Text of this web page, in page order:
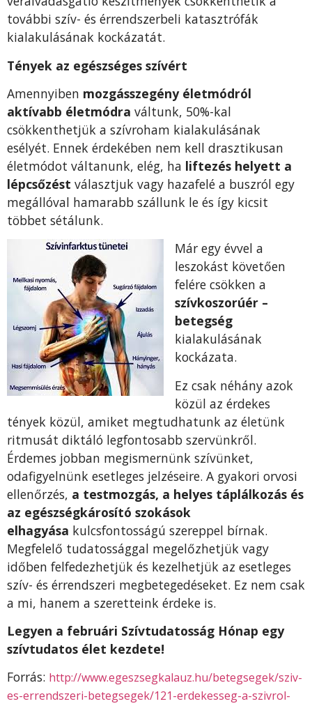
további szív- és érrendszerbeli katasztrófák
kialakulásának kockázatát.
Tények az egészséges szívért
Amennyiben mozgásszegény életmódról
aktívabb életmódra váltunk, 50%-kal
csökkenthetjük a szívroham kialakulásának
esélyét. Ennek érdekében nem kell drasztikusan
életmódot váltanunk, elég, ha liftezés helyett a
lépcsőzést választjuk vagy hazafelé a buszról egy
megállóval hamarabb szállunk le és így kicsit
többet sétálunk.
Már egy évvel a
leszokást követően
felére csökken a
szívkoszorúér –
betegség
kialakulásának
kockázata.
Ez csak néhány azok
közül az érdekes
tények közül, amiket megtudhatunk az életünk
ritmusát diktáló legfontosabb szervünkről.
Érdemes jobban megismernünk szívünket,
odafigyelnünk esetleges jelzéseire. A gyakori orvosi
ellenőrzés, a testmozgás, a helyes táplálkozás és
az egészségkárosító szokások
elhagyása kulcsfontosságú szereppel bírnak.
Megfelelő tudatossággal megelőzhetjük vagy
időben felfedezhetjük és kezelhetjük az esetleges
szív- és érrendszeri megbetegedéseket. Ez nem csak
a mi, hanem a szeretteink érdeke is.
Legyen a februári Szívtudatosság Hónap egy
szívtudatos élet kezdete!
Forrás: http://www.egeszsegkalauz.hu/betegsegek/sziv-
es-errendszeri-betegsegek/121-erdekesseg-a-szivrol-